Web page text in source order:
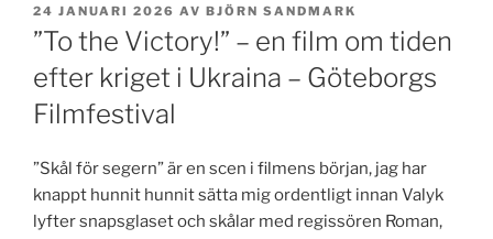
PUBLICERAT
24 JANUARI 2026 AV BJÖRN SANDMARK
”To the Victory!” – en film om tiden
efter kriget i Ukraina – Göteborgs
Filmfestival
”Skål för segern” är en scen i filmens början, jag har
knappt hunnit hunnit sätta mig ordentligt innan Valyk
lyfter snapsglaset och skålar med regissören Roman,